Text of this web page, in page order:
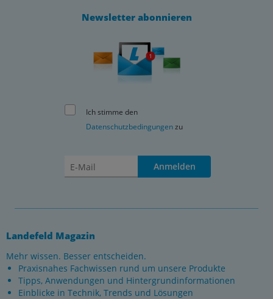
Newsletter abonnieren
Ich stimme den
Datenschutzbedingungenzu
Anmelden
Landefeld Magazin
Mehr wissen. Besser entscheiden.
Praxisnahes Fachwissen rund um unsere Produkte
Tipps, Anwendungen und Hintergrundinformationen
Einblicke in Technik, Trends und Lösungen